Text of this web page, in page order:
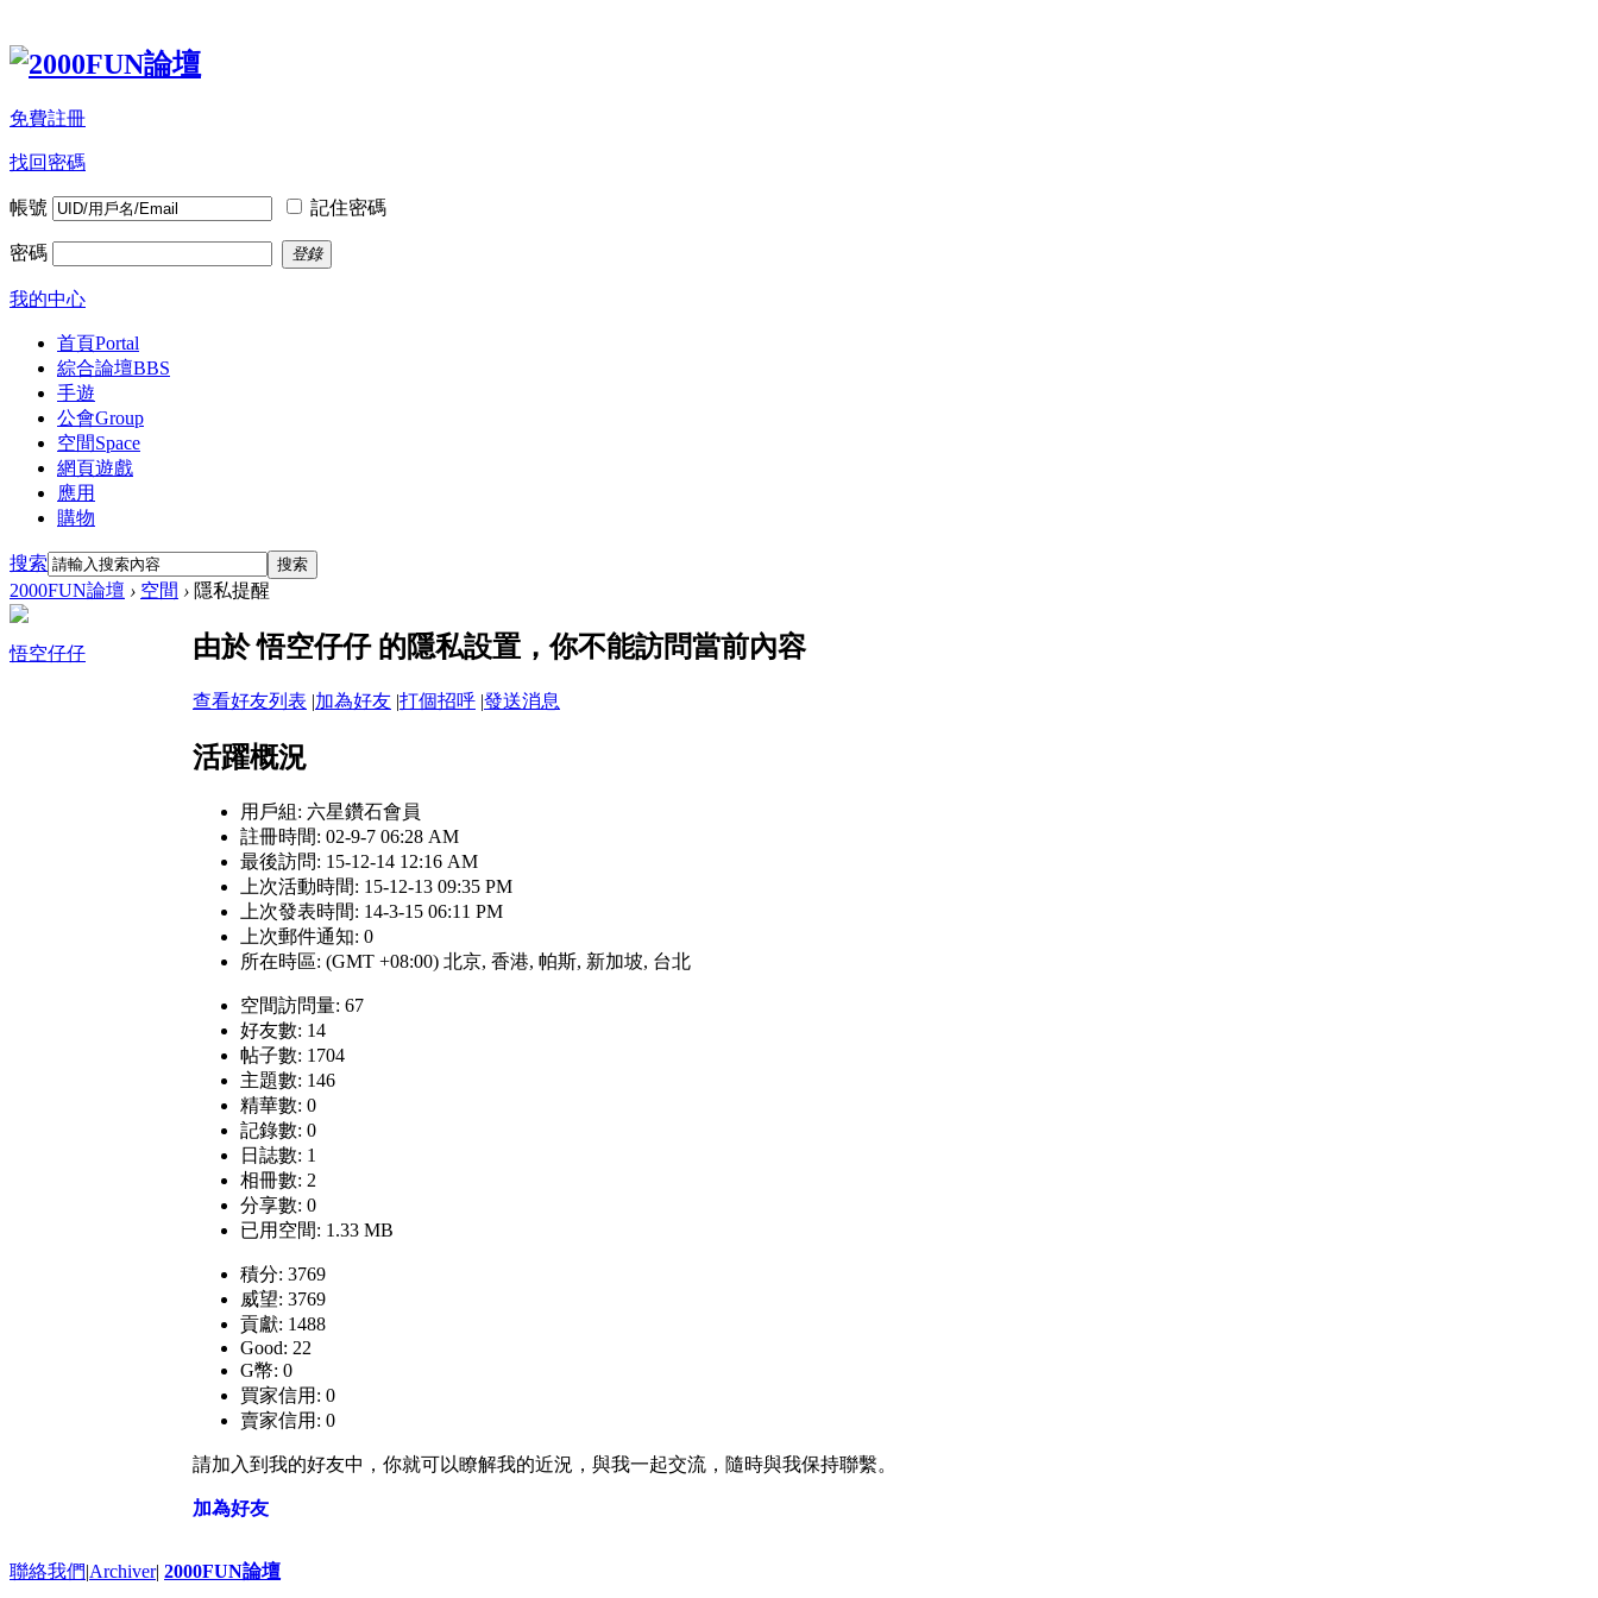
免費註冊
找回密碼
帳號 記住密碼
密碼 登錄
我的中心
首頁Portal
綜合論壇BBS
手遊
公會Group
空間Space
網頁遊戲
應用
購物
搜索 搜索
2000FUN論壇 › 空間 › 隱私提醒
悟空仔仔 由於 悟空仔仔 的隱私設置，你不能訪問當前內容
查看好友列表 |加為好友 |打個招呼 |發送消息
活躍概況
用戶組: 六星鑽石會員
註冊時間: 02-9-7 06:28 AM
最後訪問: 15-12-14 12:16 AM
上次活動時間: 15-12-13 09:35 PM
上次發表時間: 14-3-15 06:11 PM
上次郵件通知: 0
所在時區: (GMT +08:00) 北京, 香港, 帕斯, 新加坡, 台北
空間訪問量: 67
好友數: 14
帖子數: 1704
主題數: 146
精華數: 0
記錄數: 0
日誌數: 1
相冊數: 2
分享數: 0
已用空間: 1.33 MB
積分: 3769
威望: 3769
貢獻: 1488
Good: 22
G幣: 0
買家信用: 0
賣家信用: 0
請加入到我的好友中，你就可以瞭解我的近況，與我一起交流，隨時與我保持聯繫。
加為好友
聯絡我們|Archiver| 2000FUN論壇